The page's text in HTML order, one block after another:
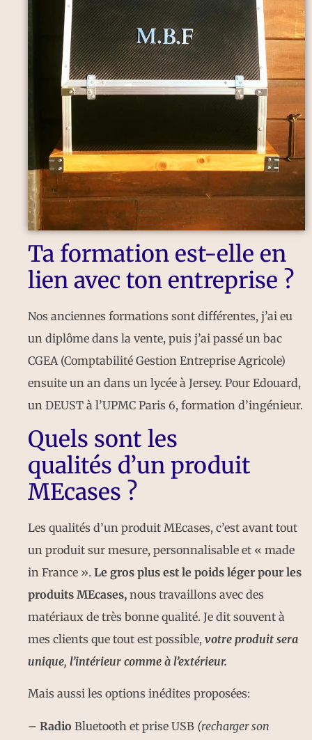
Ta formation est-elle en
lien avec ton entreprise ?
Nos anciennes formations sont différentes, j’ai eu
un diplôme dans la vente, puis j’ai passé un bac
CGEA (Comptabilité Gestion Entreprise Agricole)
ensuite un an dans un lycée à Jersey. Pour Edouard,
un DEUST à l’UPMC Paris 6, formation d’ingénieur.
Quels sont les
qualités d’un produit
MEcases ?
Les qualités d’un produit MEcases, c’est avant tout
un produit sur mesure, personnalisable et « made
in France ». Le gros plus est le poids léger pour les
produits MEcases, nous travaillons avec des
matériaux de très bonne qualité. Je dit souvent à
mes clients que tout est possible, votre produit sera
unique, l’intérieur comme à l’extérieur.
Mais aussi les options inédites proposées:
– Radio Bluetooth et prise USB (recharger son